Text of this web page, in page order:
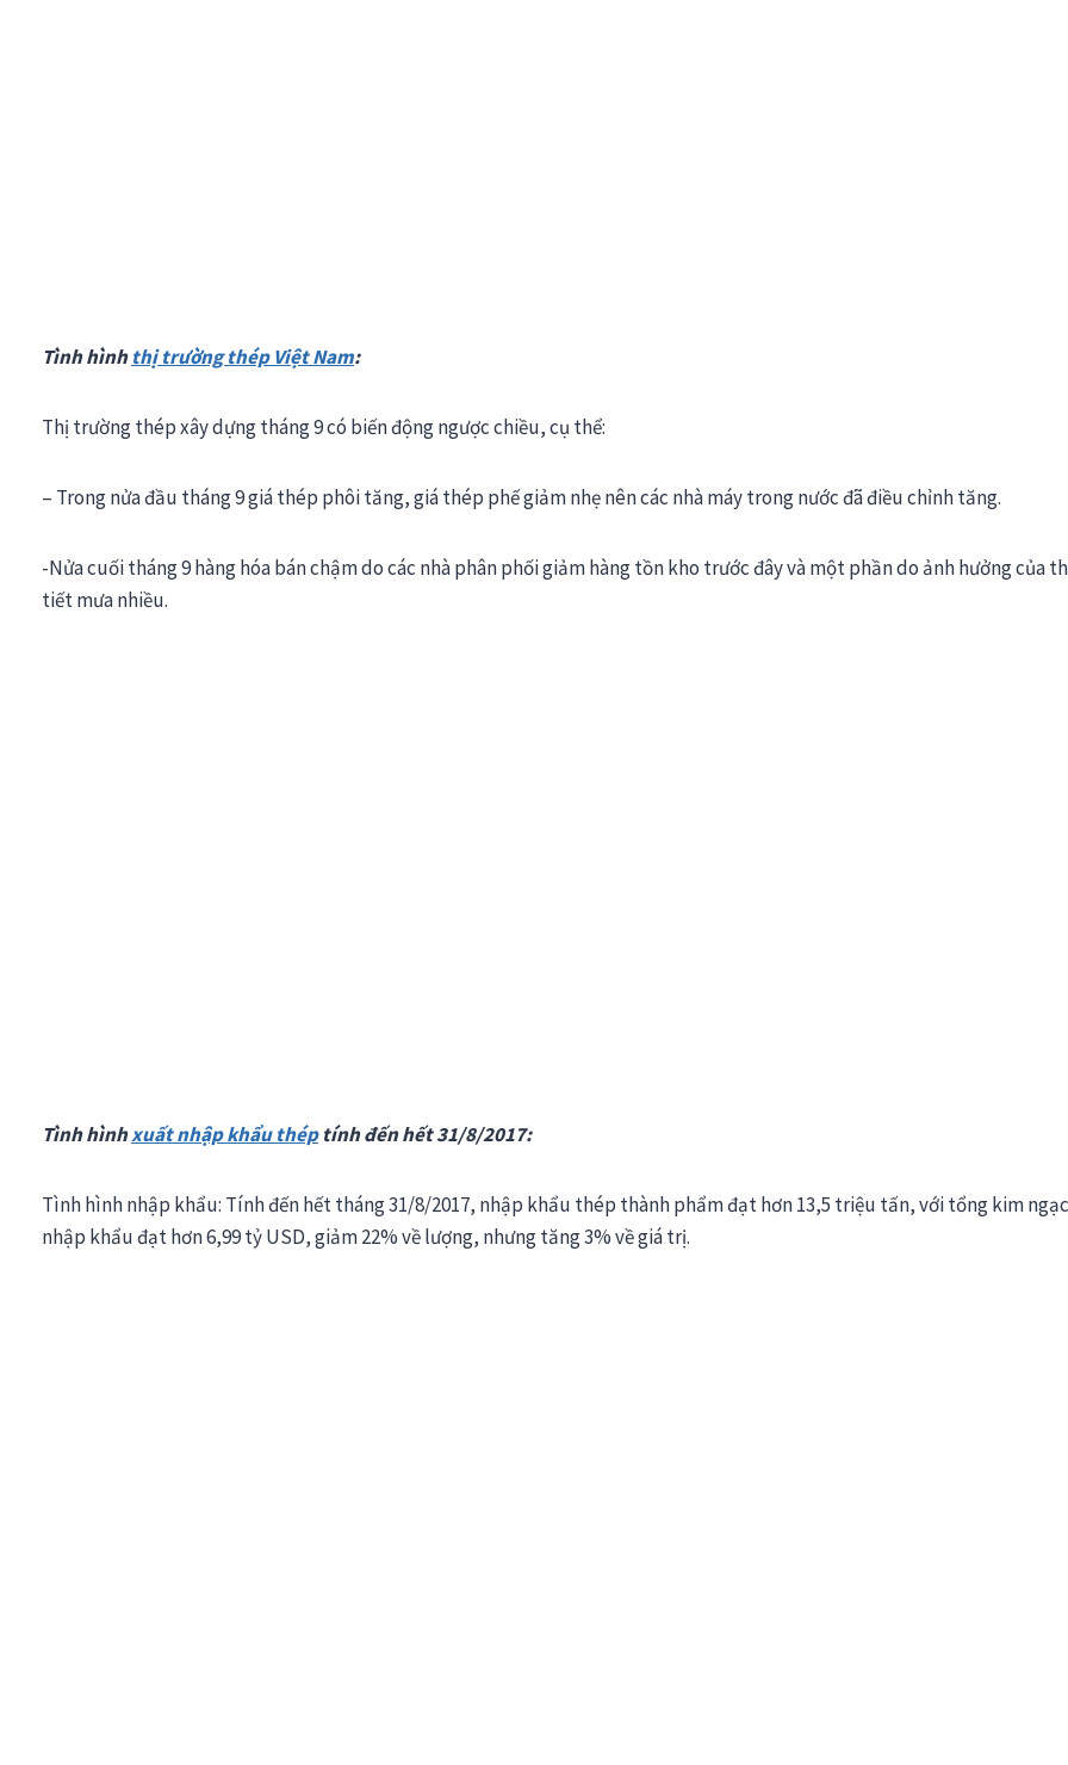
Tình hìnhthị trường thép Việt Nam:
Thị trường thép xây dựng tháng 9 có biến động ngược chiều, cụ thể:
– Trong nửa đầu tháng 9 giá thép phôi tăng, giá thép phế giảm nhẹ nên các nhà máy trong nước đã điều chỉnh tăng.
-Nửa cuối tháng 9 hàng hóa bán chậm do các nhà phân phối giảm hàng tồn kho trước đây và một phần do ảnh hưởng của
tiết mưa nhiều.
Tình hìnhxuất nhập khẩu théptính đến hết 31/8/2017:
Tình hình nhập khẩu: Tính đến hết tháng 31/8/2017, nhập khẩu thép thành phẩm đạt hơn 13,5 triệu tấn, với tổng kim
nhập khẩu đạt hơn 6,99 tỷ USD, giảm 22% về lượng, nhưng tăng 3% về giá trị.